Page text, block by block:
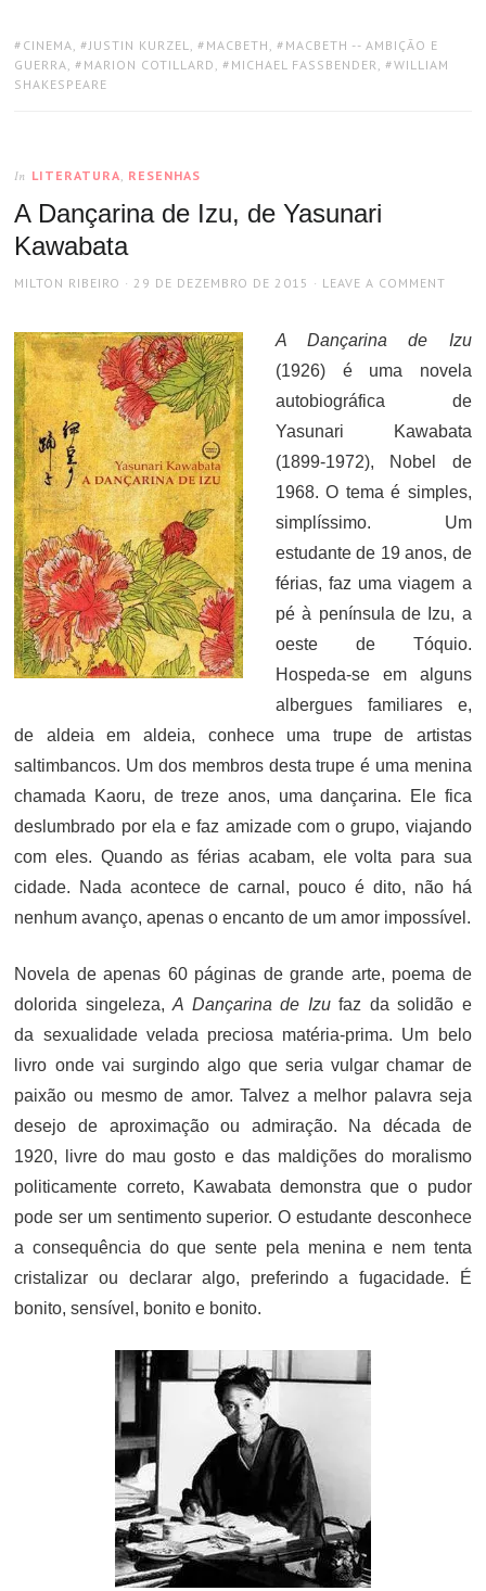
TAGS:
CINEMA, JUSTIN KURZEL, MACBETH , MACBETH -- AMBIÇÃO E
GUERRA, MARION COTILLARD , MICHAEL FASSBENDER, WILLIAM
SHAKESPEARE
In LITERATURA, RESENHAS
A Dançarina de Izu, de Yasunari
Kawabata
AUTHOR
MILTON RIBEIRO
POSTED
29 DE DEZEMBRO DE 2015 LEAVE A COMMENT
A Dançarina de Izu
(1926)
é uma novela
autobiográfica de
Yasunari Kawabata
(1899-1972), Nobel de
1968. O tema é simples,
simplíssimo. Um
estudante de 19 anos, de
férias, faz uma viagem a
pé à península de Izu, a
oeste de Tóquio.
Hospeda-se em alguns
albergues familiares e,
de aldeia em aldeia, conhece uma trupe de artistas
saltimbancos. Um dos membros desta trupe é uma menina
chamada Kaoru, de treze anos, uma dançarina. Ele fica
deslumbrado por ela e faz amizade com o grupo, viajando
com eles. Quando as férias acabam, ele volta para sua
cidade. Nada acontece de carnal, pouco é dito, não há
nenhum avanço, apenas o encanto de um amor impossível.
Novela de apenas 60 páginas de grande arte, poema de
dolorida singeleza,A Dançarina de Izufaz da solidão e
da sexualidade velada preciosa matéria-prima. Um belo
livro onde vai surgindo algo que seria vulgar chamar de
paixão ou mesmo de amor. Talvez a melhor palavra seja
desejo de aproximação ou admiração. Na década de
1920, livre do mau gosto e das maldições do moralismo
politicamente correto, Kawabata demonstra que o pudor
pode ser um sentimento superior. O estudante desconhece
a consequência do que sente pela menina e nem tenta
cristalizar ou declarar algo, preferindo a fugacidade. É
bonito, sensível, bonito e bonito.